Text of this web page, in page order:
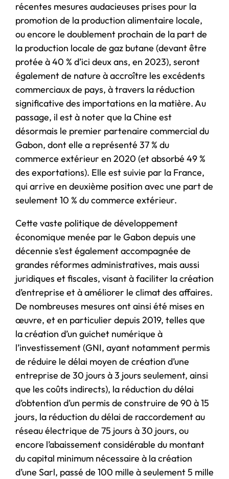
récentes mesures audacieuses prises pour la
promotion de la production alimentaire locale,
ou encore le doublement prochain de la part de
la production locale de gaz butane (devant être
protée à 40 % d’ici deux ans, en 2023), seront
également de nature à accroître les excédents
commerciaux de pays, à travers la réduction
significative des importations en la matière. Au
passage, il est à noter que la Chine est
désormais le premier partenaire commercial du
Gabon, dont elle a représenté 37 % du
commerce extérieur en 2020 (et absorbé 49 %
des exportations). Elle est suivie par la France,
qui arrive en deuxième position avec une part de
seulement 10 % du commerce extérieur.
Cette vaste politique de développement
économique menée par le Gabon depuis une
décennie s’est également accompagnée de
grandes réformes administratives, mais aussi
juridiques et fiscales, visant à faciliter la création
d’entreprise et à améliorer le climat des affaires.
De nombreuses mesures ont ainsi été mises en
œuvre, et en particulier depuis 2019, telles que
la création d’un guichet numérique à
l’investissement (GNI, ayant notamment permis
de réduire le délai moyen de création d’une
entreprise de 30 jours à 3 jours seulement, ainsi
que les coûts indirects), la réduction du délai
d’obtention d’un permis de construire de 90 à 15
jours, la réduction du délai de raccordement au
réseau électrique de 75 jours à 30 jours, ou
encore l’abaissement considérable du montant
du capital minimum nécessaire à la création
d’une Sarl, passé de 100 mille à seulement 5 mille